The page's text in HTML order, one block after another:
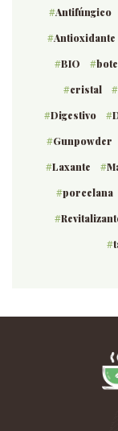
Antifúngico
Antioxidante
BIO
cristal
Digestivo
Gunpowder
Laxante
porcelana